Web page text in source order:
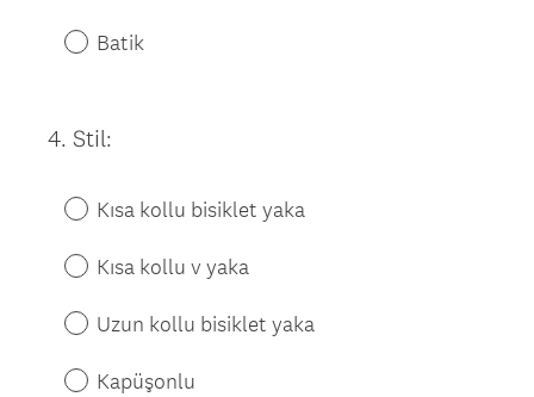
Batik
Question
4. Stil:
Kısa kollu bisiklet yaka
Kısa kollu v yaka
Uzun kollu bisiklet yaka
Kapüşonlu